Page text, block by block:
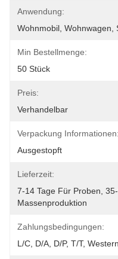
Anwendung:
Wohnmobil, Wohnwagen,
Min Bestellmenge:
50 Stück
Preis:
Verhandelbar
Verpackung Informationen:
Ausgestopft
Lieferzeit:
7-14 Tage Für Proben,
Massenproduktion
Zahlungsbedingungen:
L/C, D/A, D/P, T/T,